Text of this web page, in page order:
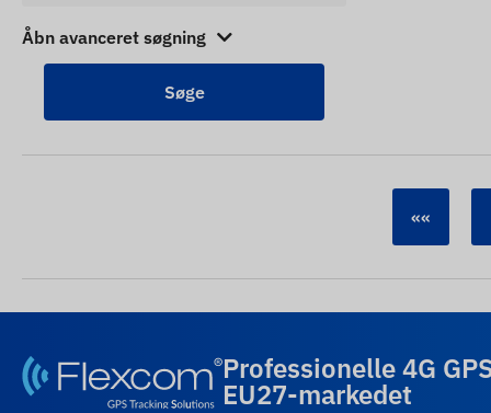
Åbn avanceret søgning
««
Professionelle 4G
EU27-markedet